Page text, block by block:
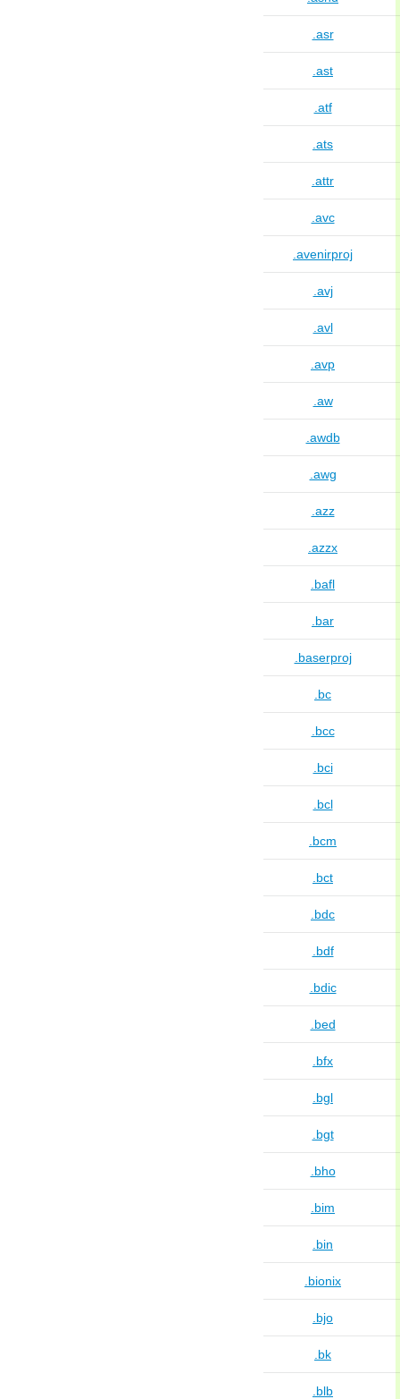
.asr
.ast
.atf
.ats
.attr
.avc
.avenirproj
.avj
.avl
.avp
.aw
.awdb
.awg
.azz
.azzx
.bafl
.bar
.baserproj
.bc
.bcc
.bci
.bcl
.bcm
.bct
.bdc
.bdf
.bdic
.bed
.bfx
.bgl
.bgt
.bho
.bim
.bin
.bionix
.bjo
.bk
.blb